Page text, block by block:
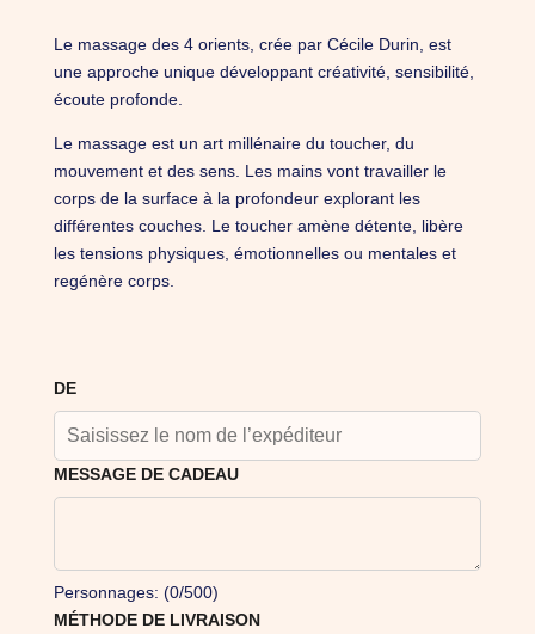
Le massage des 4 orients, crée par Cécile Durin, est
une approche unique développant créativité, sensibilité,
écoute profonde.
Le massage est un art millénaire du toucher, du
mouvement et des sens. Les mains vont travailler le
corps de la surface à la profondeur explorant les
différentes couches. Le toucher amène détente, libère
les tensions physiques, émotionnelles ou mentales et
regénère corps.
DE
MESSAGE DE CADEAU
Personnages: (0/500)
MÉTHODE DE LIVRAISON